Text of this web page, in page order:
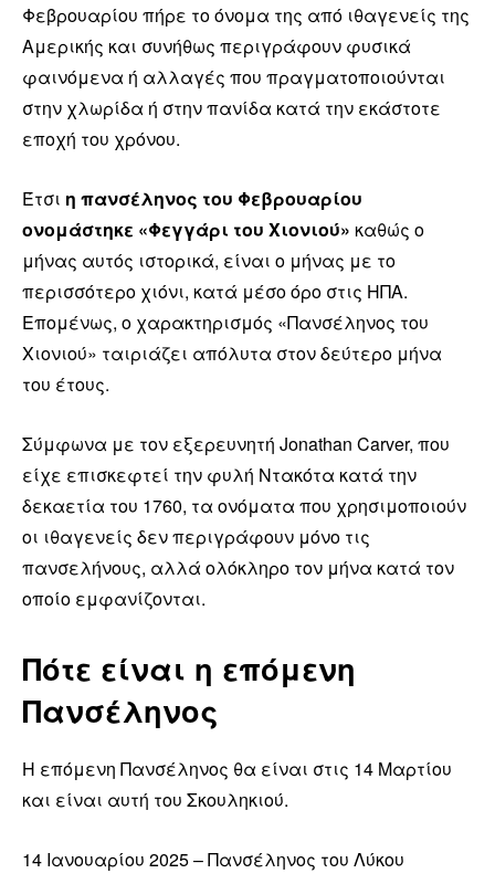
Φεβρουαρίου πήρε το όνομα της από ιθαγενείς της
Αμερικής και συνήθως περιγράφουν φυσικά
φαινόμενα ή αλλαγές που πραγματοποιούνται
στην χλωρίδα ή στην πανίδα κατά την εκάστοτε
εποχή του χρόνου.
Έτσι η πανσέληνος του Φεβρουαρίου
ονομάστηκε «Φεγγάρι του Χιονιού» καθώς ο
μήνας αυτός ιστορικά, είναι ο μήνας με το
περισσότερο χιόνι, κατά μέσο όρο στις ΗΠΑ.
Επομένως, ο χαρακτηρισμός «Πανσέληνος του
Χιονιού» ταιριάζει απόλυτα στον δεύτερο μήνα
του έτους.
Σύμφωνα με τον εξερευνητή Jonathan Carver, που
είχε επισκεφτεί την φυλή Ντακότα κατά την
δεκαετία του 1760, τα ονόματα που χρησιμοποιούν
οι ιθαγενείς δεν περιγράφουν μόνο τις
πανσελήνους, αλλά ολόκληρο τον μήνα κατά τον
οποίο εμφανίζονται.
Πότε είναι η επόμενη
Πανσέληνος
Η επόμενη Πανσέληνος θα είναι στις 14 Μαρτίου
και είναι αυτή του Σκουληκιού.
14 Ιανουαρίου 2025 – Πανσέληνος του Λύκου